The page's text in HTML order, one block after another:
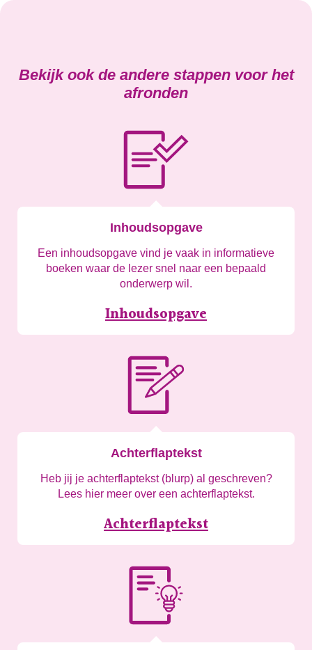
Bekijk ook de andere stappen voor het
afronden
Inhoudsopgave
Een inhoudsopgave vind je vaak in informatieve
boeken waar de lezer snel naar een bepaald
onderwerp wil.
Inhoudsopgave
Achterflaptekst
Heb jij je achterflaptekst (blurp) al geschreven?
Lees hier meer over een achterflaptekst.
Achterflaptekst